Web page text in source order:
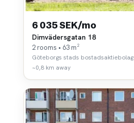
6 035 SEK/mo
Dimvädersgatan 18
2 rooms • 63 m²
Göteborgs stads bostadsaktiebolag
~0,8 km away